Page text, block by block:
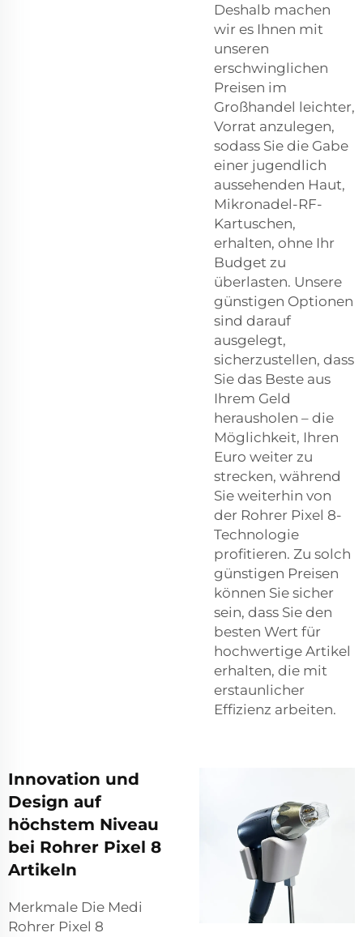
Deshalb machen
wir es Ihnen mit
unseren
erschwinglichen
Preisen im
Großhandel leichter,
Vorrat anzulegen,
sodass Sie die Gabe
einer jugendlich
aussehenden Haut,
Mikronadel-RF-
Kartuschen,
erhalten, ohne Ihr
Budget zu
überlasten. Unsere
günstigen Optionen
sind darauf
ausgelegt,
sicherzustellen, dass
Sie das Beste aus
Ihrem Geld
herausholen – die
Möglichkeit, Ihren
Euro weiter zu
strecken, während
Sie weiterhin von
der Rohrer Pixel 8-
Technologie
profitieren. Zu solch
günstigen Preisen
können Sie sicher
sein, dass Sie den
besten Wert für
hochwertige Artikel
erhalten, die mit
erstaunlicher
Effizienz arbeiten.
Innovation und
Design auf
höchstem Niveau
bei Rohrer Pixel 8
Artikeln
Merkmale Die Medi
Rohrer Pixel 8